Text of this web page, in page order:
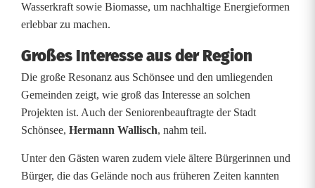
Wasserkraft sowie Biomasse, um nachhaltige Energieformen
erlebbar zu machen.
Großes Interesse aus der Region
Die große Resonanz aus Schönsee und den umliegenden
Gemeinden zeigt, wie groß das Interesse an solchen
Projekten ist. Auch der Seniorenbeauftragte der Stadt
Schönsee, Hermann Wallisch, nahm teil.
Unter den Gästen waren zudem viele ältere Bürgerinnen und
Bürger, die das Gelände noch aus früheren Zeiten kannten